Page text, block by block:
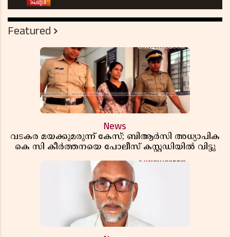
Featured
News
വടകര മയക്കുമരുന്ന് കേസ്; ബിആർസി അധ്യാപിക
കെ സി കീർത്തനയെ പോലീസ് കസ്റ്റഡിയിൽ വിട്ടു